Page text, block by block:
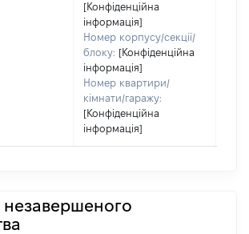
[Конфіденційна
інформація]
Номер корпусу/секції/
блоку: [Конфіденційна
інформація]
Номер квартири/
кімнати/гаражу:
[Конфіденційна
інформація]
незавершеного